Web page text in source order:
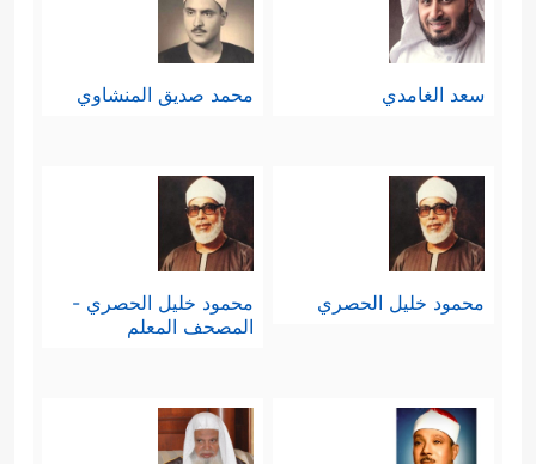
لدى كلِّ المرسلين مهما اختلفت
أسماؤهم وطبيعة أقوامهم﴿وَلَقَدۡ ءَاتَیۡنَا
بَصَاۤىِٕرَ لِلنَّاسِ وَهُدࣰى وَرَحۡمَةࣰ لَّعَلَّهُمۡ یَتَذَكَّرُونَ﴾
سعد الغامدي محمد صديق المنشاوي
محمود خليل الحصري
محمود خليل الحصري -
المصحف المعلم